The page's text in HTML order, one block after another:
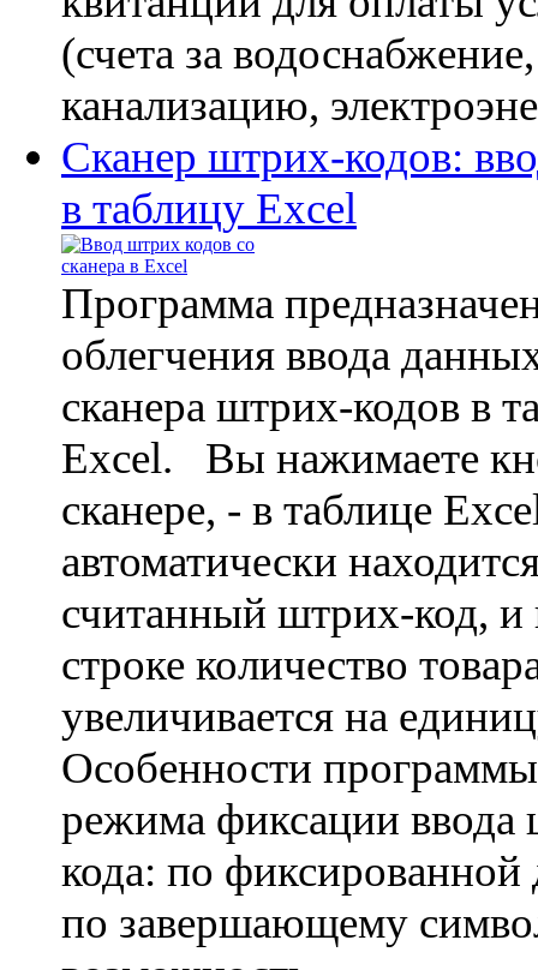
(счета за водоснабжение,
канализацию,
Сканер штрих-кодов:
в таблицу Excel
Программа
облегчения ввода
сканера штрих-кодов в
Excel. Вы нажимаете
сканере, - в таблице
автоматически
считанный штрих-код, и
строке количество
увеличивается на
Особенности
режима фиксации ввода
кода: по фиксированной
по завершающему